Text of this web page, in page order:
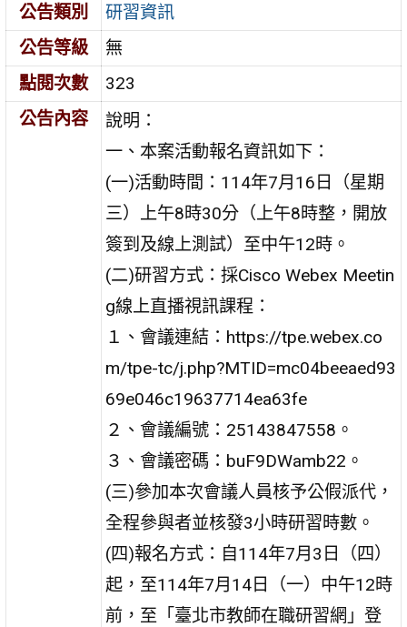
公告類別
研習資訊
公告等級
無
點閱次數
323
公告內容
說明：
一、本案活動報名資訊如下：
(一)活動時間：114年7月16日（星期
三）上午8時30分（上午8時整，開放
簽到及線上測試）至中午12時。
(二)研習方式：採Cisco Webex Meetin
g線上直播視訊課程：
１、會議連結：https://tpe.webex.co
m/tpe-tc/j.php?MTID=mc04beeaed93
69e046c19637714ea63fe
２、會議編號：25143847558。
３、會議密碼：buF9DWamb22。
(三)參加本次會議人員核予公假派代，
全程參與者並核發3小時研習時數。
(四)報名方式：自114年7月3日（四）
起，至114年7月14日（一）中午12時
前，至「臺北市教師在職研習網」登